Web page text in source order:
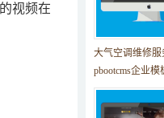
视频在
大气空调维修服
pbootcms企业模